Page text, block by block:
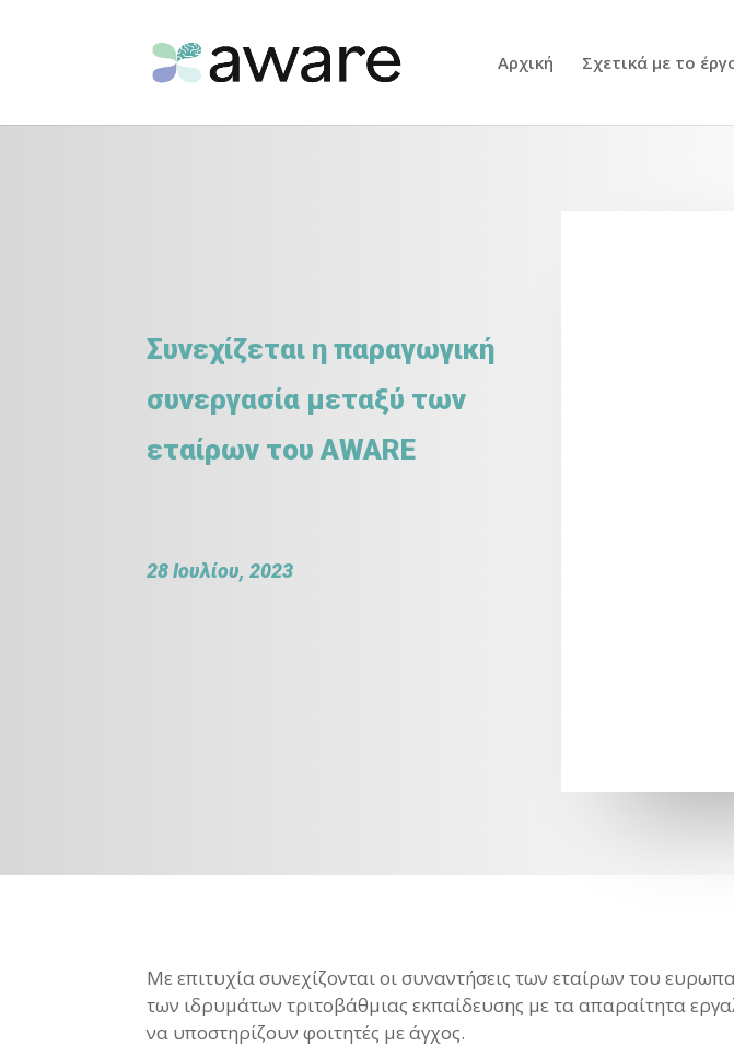
Αρχική Σχετικά με το
Συνεχίζεται η παραγωγική
συνεργασία μεταξύ των
εταίρων του AWARE
28 Ιουλίου, 2023
Με επιτυχία συνεχίζονται οι συναντήσεις των εταίρων του
των ιδρυμάτων τριτοβάθμιας εκπαίδευσης με τα απαραίτητα
να υποστηρίζουν φοιτητές με άγχος.